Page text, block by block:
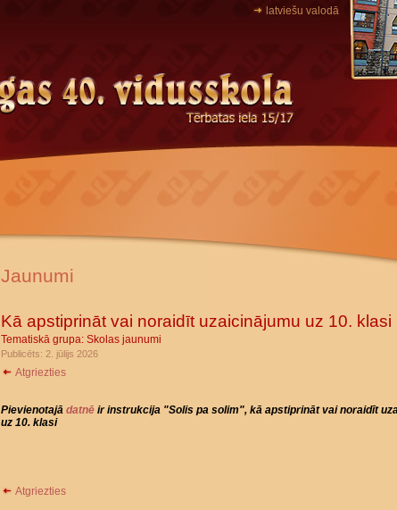
latviešu valodā
Jaunumi
Kā apstiprināt vai noraidīt uzaicinājumu uz 10. klasi
Tematiskā grupa: Skolas jaunumi
Publicēts: 2. jūlijs 2026
Atgriezties
Pievienotajā datnē ir instrukcija "Solis pa solim", kā apstiprināt vai noraidīt
uz 10. klasi
Atgriezties